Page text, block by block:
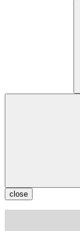
close